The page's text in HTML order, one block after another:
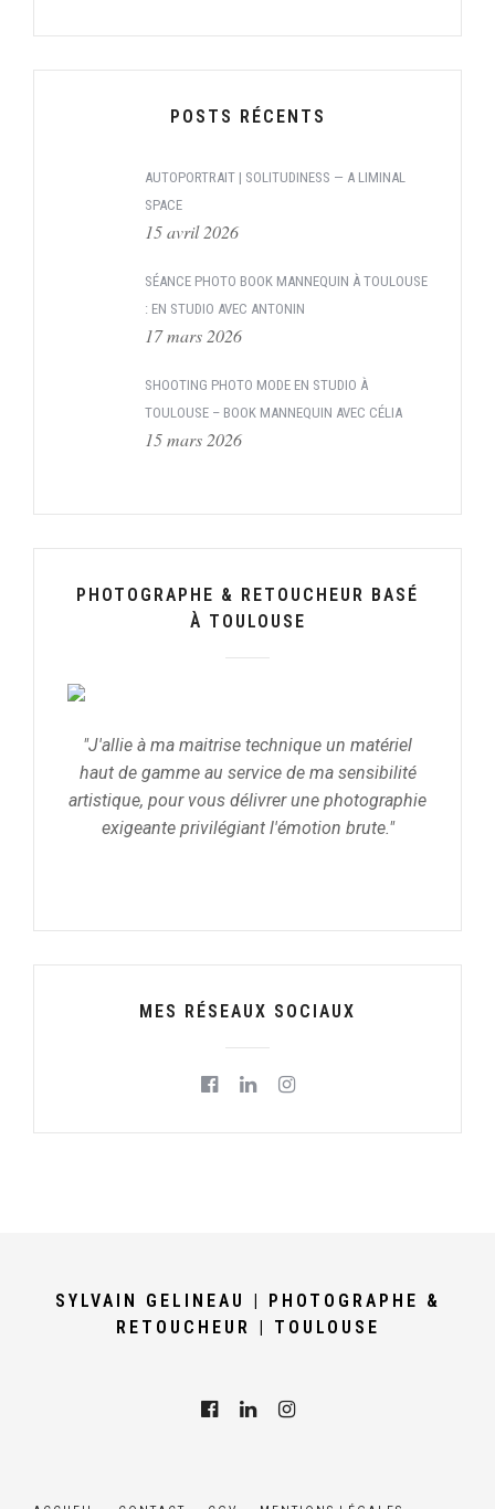
POSTS RÉCENTS
AUTOPORTRAIT | SOLITUDINESS — A LIMINAL
SPACE
15 avril 2026
SÉANCE PHOTO BOOK MANNEQUIN À TOULOUSE
: EN STUDIO AVEC ANTONIN
17 mars 2026
SHOOTING PHOTO MODE EN STUDIO À
TOULOUSE – BOOK MANNEQUIN AVEC CÉLIA
15 mars 2026
PHOTOGRAPHE & RETOUCHEUR BASÉ
À TOULOUSE
"J'allie à ma maitrise technique un matériel
haut de gamme au service de ma sensibilité
artistique, pour vous délivrer une photographie
exigeante privilégiant l'émotion brute."
MES RÉSEAUX SOCIAUX
SYLVAIN GELINEAU | PHOTOGRAPHE &
RETOUCHEUR | TOULOUSE